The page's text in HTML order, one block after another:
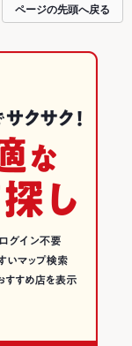
ページの先頭へ戻る